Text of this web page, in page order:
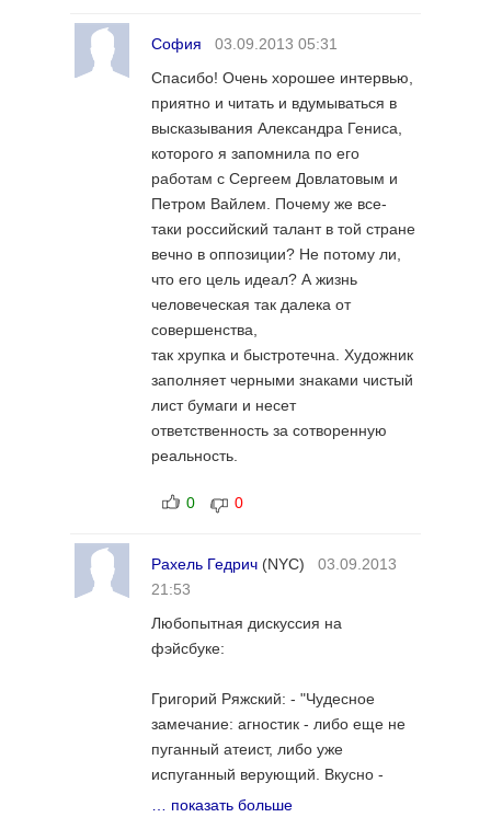
эпитета " качественная" по
отношению к литературе, да еще
дважды.Не о ботинках, не об
одежде, не о постройках речь...
что редактируя материал, он
в своих высказываниях. Замечу,
что эта сдержанность придала
письменному варианту беседы
филигранную отточенность, за
которую я Александру
Александровичу искренне
благодарна.
Алла, Вы справедливо
заметили, что литература - не
товар, и термин "качественная"
ей не подходит. Мне же лишь не
хотелось добавлять в текст
патетику,не свойственную
писателю.
София
03.09.2013 05:31
Спасибо! Очень хорошее интервью,
приятно и читать и вдумываться в
высказывания Александра Гениса,
которого я запомнила по его
работам с Сергеем Довлатовым и
Петром Вайлем. Почему же все-
таки российский талант в той стране
вечно в оппозиции? Не потому ли,
что его цель идеал? А жизнь
человеческая так далека от
совершенства,
так хрупка и быстротечна. Художник
заполняет черными знаками чистый
лист бумаги и несет
ответственность за сотворенную
реальность.
0 0
Рахель Гедрич (NYC) 03.09.2013
21:53
Любопытная дискуссия на
фэйсбуке:
Григорий Ряжский: - "Чудесное
замечание: агностик - либо еще не
пуганный атеист, либо уже
испуганный верующий. Вкусно -
гран мерси!)"
… показать больше